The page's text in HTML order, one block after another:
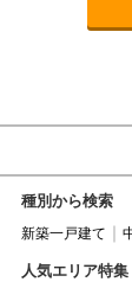
種別から検索
新築一戸建て
人気エリア特集